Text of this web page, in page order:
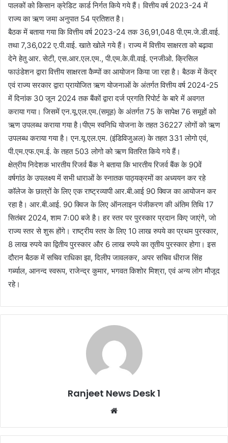
पालकों को किसान क्रेडिट कार्ड निर्गत किये गये हैं। वित्तीय वर्ष 2023-24 में
राज्य का ऋण जमा अनुपात 54 प्रतिशत है।
बैठक में बताया गया कि वित्तीय वर्ष 2023-24 तक 36,91,048 पी.एम.जे.डी.वाई.
तथा 7,36,022 ए.पी.वाई. खाते खोले गये हैं। राज्य में वित्तीय साक्षरता को बढ़ावा
देने हेतु आर. सेटी, एस.आर.एल.एम., पी.एम.के.वी.वाई. एनजीओ. क्रिसिल
फाउंडेशन द्वारा वित्तीय साक्षरता कैम्पों का आयोजन किया जा रहा है। बैठक में केंद्र
एवं राज्य सरकार द्वारा प्रायोजित ऋण योजनाओं के अंतर्गत वित्तीय वर्ष 2024-25
में दिनांक 30 जून 2024 तक बैंकों द्वारा दर्ज प्रगति रिपोर्ट के बारे में अवगत
कराया गया। जिसमें एन.यू.एल.एम.(समूह) के अंतर्गत 75 के सापेक्ष 76 समूहों को
ऋण उपलब्ध कराया गया है।पीएम स्वनिधि योजना के तहत 36227 लोगों को ऋण
उपलब्ध कराया गया है। एन.यू.एल.एम. (इंडिविजुअल) के तहत 331 लोगो एवं,
पी.एम.एफ.एम.ई. के तहत 503 लोगो को ऋण वितरित किये गये हैं।
क्षेत्रीय निदेशक भारतीय रिजर्व बैंक ने बताया कि भारतीय रिजर्व बैंक के 90वें
वर्षगांठ के उपलक्ष्य में सभी धाराओं के स्नातक पाठ्यक्रमों का अध्ययन कर रहे
कॉलेज के छात्रों के लिए एक राष्ट्रव्यापी आर.बी.आई 90 क्विज का आयोजन कर
रहा है। आर.बी.आई. 90 क्विज के लिए ऑनलाइन पंजीकरण की अंतिम तिथि 17
सितंबर 2024, शाम 7ः00 बजे है। हर स्तर पर पुरस्कार प्रदान किए जाएंगे, जो
राज्य स्तर से शुरू होंगे। राष्ट्रीय स्तर के लिए 10 लाख रुपये का प्रथम पुरस्कार,
8 लाख रुपये का द्वितीय पुरस्कार और 6 लाख रुपये का तृतीय पुरस्कार होगा। इस
दौरान बैठक में सचिव राधिका झा, दिलीप जावलकर, अपर सचिव धीराज सिंह
गर्ब्याल, आनन्द स्वरूप, राजेन्द्र कुमार, भगवत किशोर मिश्रा, एवं अन्य लोग मौजूद
रहे।
Ranjeet News Desk 1
te